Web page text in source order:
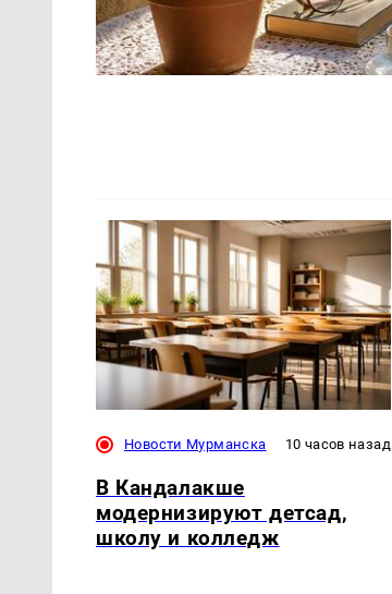
Новости Мурманска 10 часов назад
В Кандалакше
модернизируют детсад,
школу и колледж